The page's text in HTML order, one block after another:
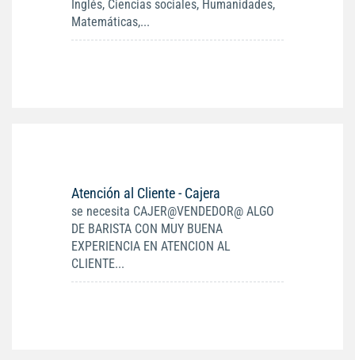
Inglés, Ciencias sociales, Humanidades,
Matemáticas,...
Atención al Cliente - Cajera
se necesita CAJER@VENDEDOR@ ALGO
DE BARISTA CON MUY BUENA
EXPERIENCIA EN ATENCION AL
CLIENTE...